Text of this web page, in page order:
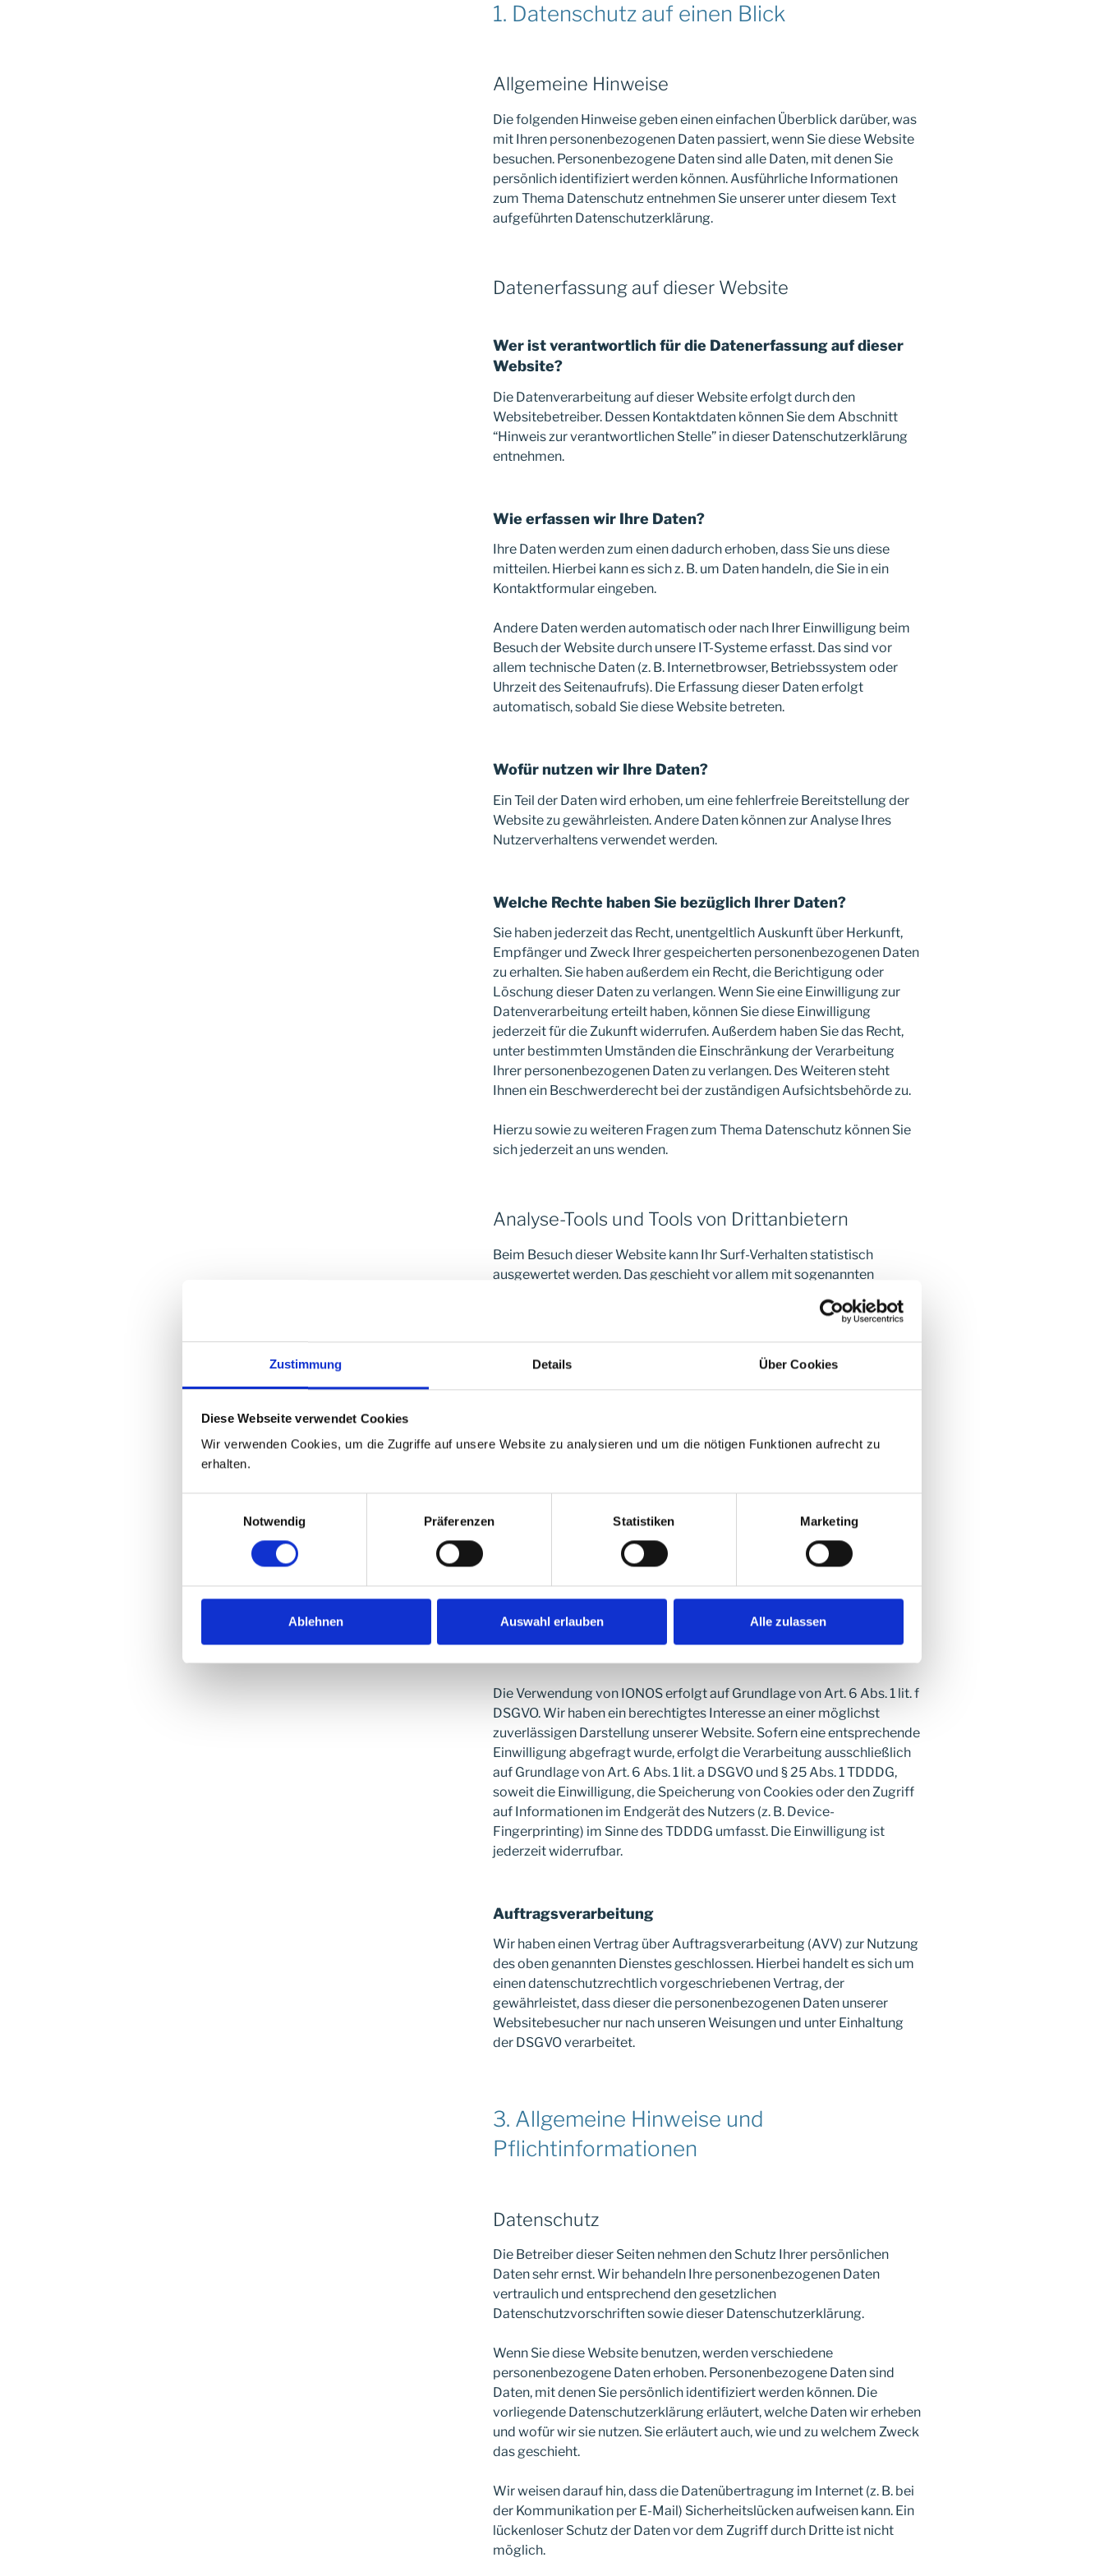
Zustimmung Details Über Cookies
Diese Webseite verwendet Cookies
Wir verwenden Cookies, um die Zugriffe auf unsere Website zu analysieren und um die nötigen Funktionen aufrecht zu
erhalten.
Notwendig
Präferenzen Statistiken Marketing
Ablehnen Auswahl erlauben Alle zulassen
1. Datenschutz auf einen Blick
Allgemeine Hinweise
Die folgenden Hinweise geben einen einfachen Überblick darüber, was
mit Ihren personenbezogenen Daten passiert, wenn Sie diese Website
besuchen. Personenbezogene Daten sind alle Daten, mit denen Sie
persönlich identifiziert werden können. Ausführliche Informationen
zum Thema Datenschutz entnehmen Sie unserer unter diesem Text
aufgeführten Datenschutzerklärung.
Datenerfassung auf dieser Website
Wer ist verantwortlich für die Datenerfassung auf dieser
Website?
Die Datenverarbeitung auf dieser Website erfolgt durch den
Websitebetreiber. Dessen Kontaktdaten können Sie dem Abschnitt
“Hinweis zur verantwortlichen Stelle” in dieser Datenschutzerklärung
entnehmen.
Wie erfassen wir Ihre Daten?
Ihre Daten werden zum einen dadurch erhoben, dass Sie uns diese
mitteilen. Hierbei kann es sich z. B. um Daten handeln, die Sie in ein
Kontaktformular eingeben.
Andere Daten werden automatisch oder nach Ihrer Einwilligung beim
Besuch der Website durch unsere IT-Systeme erfasst. Das sind vor
allem technische Daten (z. B. Internetbrowser, Betriebssystem oder
Uhrzeit des Seitenaufrufs). Die Erfassung dieser Daten erfolgt
automatisch, sobald Sie diese Website betreten.
Wofür nutzen wir Ihre Daten?
Ein Teil der Daten wird erhoben, um eine fehlerfreie Bereitstellung der
Website zu gewährleisten. Andere Daten können zur Analyse Ihres
Nutzerverhaltens verwendet werden.
Welche Rechte haben Sie bezüglich Ihrer Daten?
Sie haben jederzeit das Recht, unentgeltlich Auskunft über Herkunft,
Empfänger und Zweck Ihrer gespeicherten personenbezogenen Daten
zu erhalten. Sie haben außerdem ein Recht, die Berichtigung oder
Löschung dieser Daten zu verlangen. Wenn Sie eine Einwilligung zur
Datenverarbeitung erteilt haben, können Sie diese Einwilligung
jederzeit für die Zukunft widerrufen. Außerdem haben Sie das Recht,
unter bestimmten Umständen die Einschränkung der Verarbeitung
Ihrer personenbezogenen Daten zu verlangen. Des Weiteren steht
Ihnen ein Beschwerderecht bei der zuständigen Aufsichtsbehörde zu.
Hierzu sowie zu weiteren Fragen zum Thema Datenschutz können Sie
sich jederzeit an uns wenden.
Analyse-Tools und Tools von Drittanbietern
Beim Besuch dieser Website kann Ihr Surf-Verhalten statistisch
ausgewertet werden. Das geschieht vor allem mit sogenannten
IONOS verschiedene Logfiles inklusive Ihrer IP-Adressen. Details
Die Verwendung von IONOS erfolgt auf Grundlage von Art. 6 Abs. 1 lit. f
DSGVO. Wir haben ein berechtigtes Interesse an einer möglichst
zuverlässigen Darstellung unserer Website. Sofern eine entsprechende
Einwilligung abgefragt wurde, erfolgt die Verarbeitung ausschließlich
auf Grundlage von Art. 6 Abs. 1 lit. a DSGVO und § 25 Abs. 1 TDDDG,
soweit die Einwilligung, die Speicherung von Cookies oder den Zugriff
auf Informationen im Endgerät des Nutzers (z. B. Device-
Fingerprinting) im Sinne des TDDDG umfasst. Die Einwilligung ist
jederzeit widerrufbar.
Auftragsverarbeitung
Wir haben einen Vertrag über Auftragsverarbeitung (AVV) zur Nutzung
des oben genannten Dienstes geschlossen. Hierbei handelt es sich um
einen datenschutzrechtlich vorgeschriebenen Vertrag, der
gewährleistet, dass dieser die personenbezogenen Daten unserer
Websitebesucher nur nach unseren Weisungen und unter Einhaltung
der DSGVO verarbeitet.
3. Allgemeine Hinweise und
Pflichtinformationen
Datenschutz
Die Betreiber dieser Seiten nehmen den Schutz Ihrer persönlichen
Daten sehr ernst. Wir behandeln Ihre personenbezogenen Daten
vertraulich und entsprechend den gesetzlichen
Datenschutzvorschriften sowie dieser Datenschutzerklärung.
Wenn Sie diese Website benutzen, werden verschiedene
personenbezogene Daten erhoben. Personenbezogene Daten sind
Daten, mit denen Sie persönlich identifiziert werden können. Die
vorliegende Datenschutzerklärung erläutert, welche Daten wir erheben
und wofür wir sie nutzen. Sie erläutert auch, wie und zu welchem Zweck
das geschieht.
Wir weisen darauf hin, dass die Datenübertragung im Internet (z. B. bei
der Kommunikation per E-Mail) Sicherheitslücken aufweisen kann. Ein
lückenloser Schutz der Daten vor dem Zugriff durch Dritte ist nicht
möglich.